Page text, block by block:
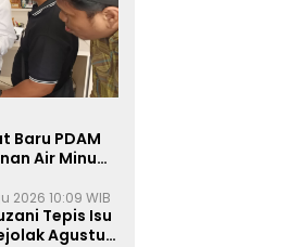
Baru PDAM
Air Minum
2026 10:09 WIB
Tepis Isu
Agustus